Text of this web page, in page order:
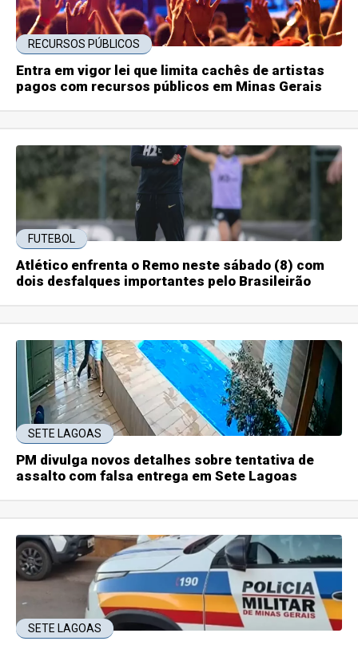
RECURSOS PÚBLICOS
Entra em vigor lei que limita cachês de artistas
pagos com recursos públicos em Minas Gerais
FUTEBOL
Atlético enfrenta o Remo neste sábado (8) com
dois desfalques importantes pelo Brasileirão
SETE LAGOAS
PM divulga novos detalhes sobre tentativa de
assalto com falsa entrega em Sete Lagoas
SETE LAGOAS